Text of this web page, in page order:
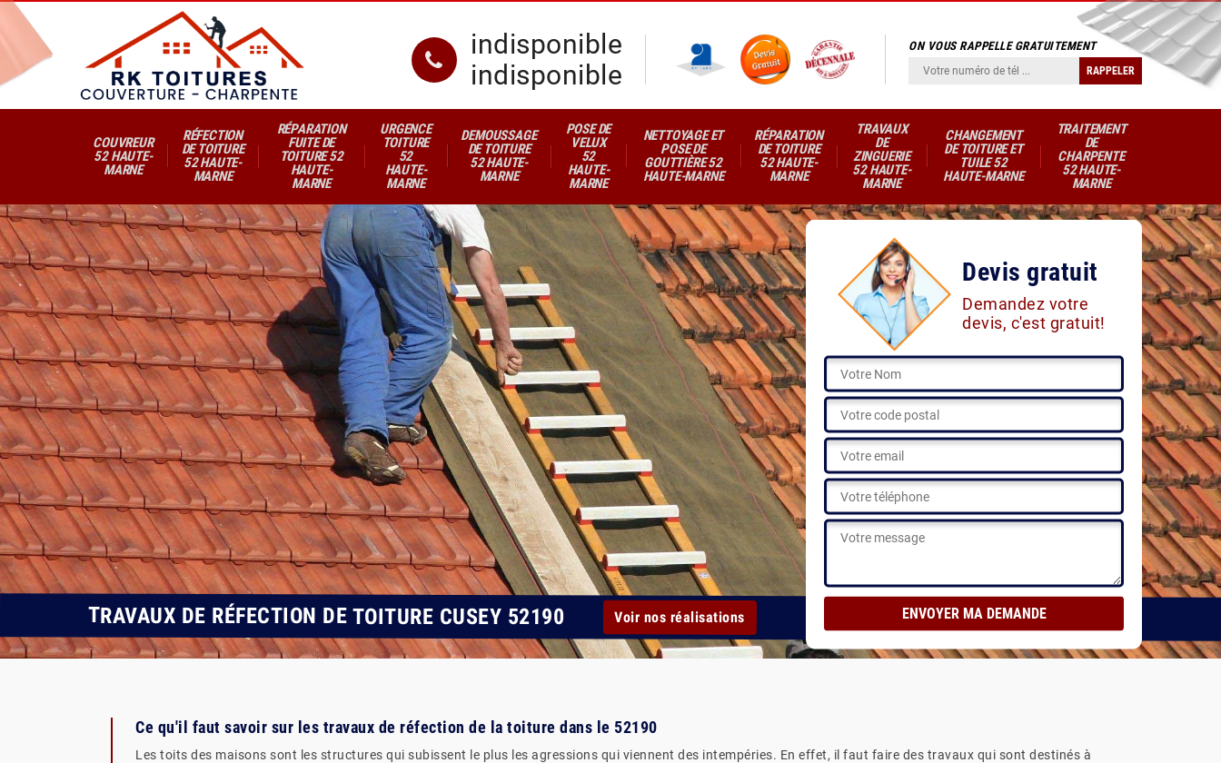
indisponible
indisponible
ON VOUS RAPPELLE GRATUITEMENT
COUVREUR
52 HAUTE-
MARNE
RÉFECTION
DE TOITURE
52 HAUTE-
MARNE
RÉPARATION
FUITE DE
TOITURE 52
HAUTE-
MARNE
URGENCE
TOITURE
52
HAUTE-
MARNE
DEMOUSSAGE
DE TOITURE
52 HAUTE-
MARNE
POSE DE
VELUX
52
HAUTE-
MARNE
NETTOYAGE ET
POSE DE
GOUTTIÈRE 52
HAUTE-MARNE
RÉPARATION
DE TOITURE
52 HAUTE-
MARNE
TRAVAUX
DE
ZINGUERIE
52 HAUTE-
MARNE
CHANGEMENT
DE TOITURE ET
TUILE 52
HAUTE-MARNE
TRAITEMENT
DE
CHARPENTE
52 HAUTE-
MARNE
Devis gratuit
Demandez votre
devis, c'est gratuit!
TRAVAUX DE RÉFECTION DE TOITURE CUSEY 52190 Voir nos réalisations
Ce qu'il faut savoir sur les travaux de réfection de la toiture dans le 52190
Les toits des maisons sont les structures qui subissent le plus les agressions qui viennent des intempéries. En effet, il faut faire des travaux qui sont destinés à